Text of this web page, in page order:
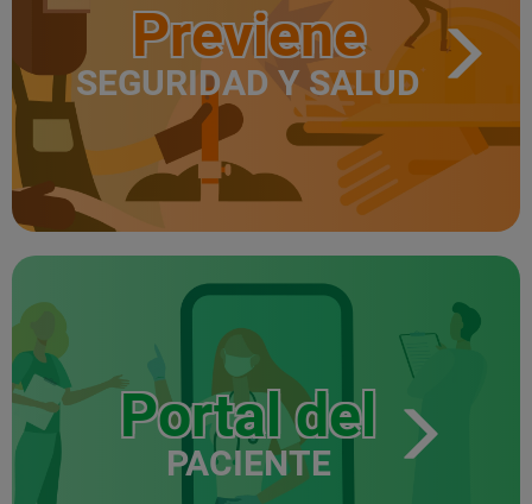
Previene
SEGURIDAD Y SALUD
Portal del
PACIENTE